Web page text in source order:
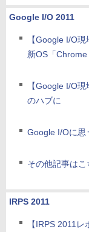
Google I/O 2011
【Google I/O現
新OS「Chrome
【Google I/O
のハブに
Google I/Oに思
その他記事はこ
IRPS 2011
【IRPS 2011レ